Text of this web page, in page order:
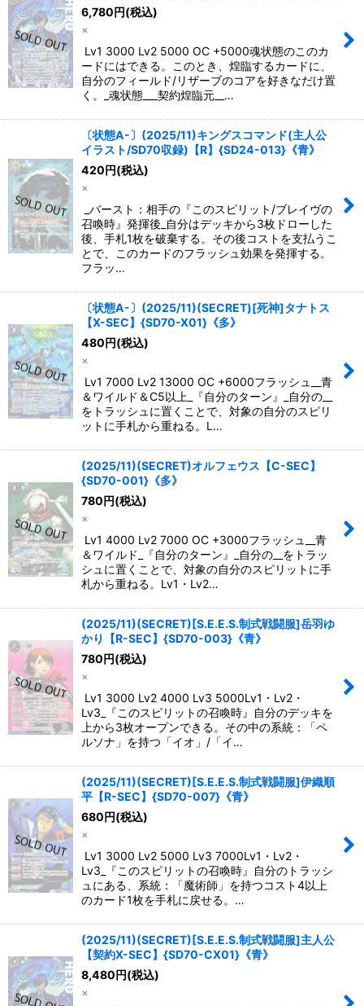
6,780 円(税込)
×
Lv1 3000 Lv2 5000 OC +5000魂状態のこのカ
ードにはできる。このとき、煌臨するカードに、
自分のフィールド/リザーブのコアを好きなだけ置
く。_魂状態___契約煌臨元__…
〔状態A-〕(2025/11)キングスコマンド(主人公
イラスト/SD70収録)【R】{SD24-013}《青》
420 円(税込)
×
_バースト：相手の『このスピリット/ブレイヴの
召喚時』発揮後_自分はデッキから3枚ドローした
後、手札1枚を破棄する。その後コストを支払うこ
とで、このカードのフラッシュ効果を発揮する。
フラッ…
〔状態A-〕(2025/11)(SECRET)[死神]タナトス
【X-SEC】{SD70-X01}《多》
480 円(税込)
×
Lv1 7000 Lv2 13000 OC +6000フラッシュ__青
＆ワイルド＆C5以上_『自分のターン』_自分の__
をトラッシュに置くことで、対象の自分のスピリ
ットに手札から重ねる。L…
(2025/11)(SECRET)オルフェウス【C-SEC】
{SD70-001}《多》
780 円(税込)
×
Lv1 4000 Lv2 7000 OC +3000フラッシュ__青
＆ワイルド_『自分のターン』_自分の__をトラッ
シュに置くことで、対象の自分のスピリットに手
札から重ねる。Lv1・Lv2…
(2025/11)(SECRET)[S.E.E.S.制式戦闘服]岳羽ゆ
かり【R-SEC】{SD70-003}《青》
780 円(税込)
×
Lv1 3000 Lv2 4000 Lv3 5000Lv1・Lv2・
Lv3_『このスピリットの召喚時』自分のデッキを
上から3枚オープンできる。その中の系統：「ペ
ルソナ」を持つ「イオ」/「イ…
(2025/11)(SECRET)[S.E.E.S.制式戦闘服]伊織順
平【R-SEC】{SD70-007}《青》
680 円(税込)
×
Lv1 3000 Lv2 5000 Lv3 7000Lv1・Lv2・
Lv3_『このスピリットの召喚時』自分のトラッシ
ュにある、系統：「魔術師」を持つコスト4以上
のカード1枚を手札に戻せる。…
(2025/11)(SECRET)[S.E.E.S.制式戦闘服]主人公
【契約X-SEC】{SD70-CX01}《青》
8,480 円(税込)
×